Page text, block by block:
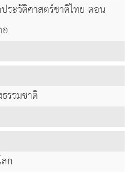
ระวัติศาสตร์ชาติไทย ตอน
รรมชาติ
ก